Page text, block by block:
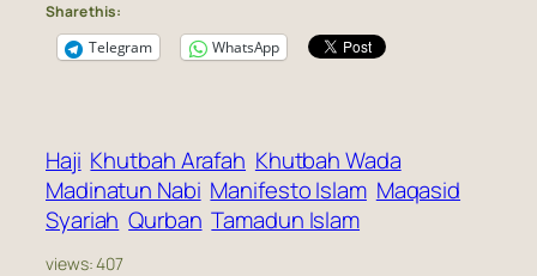
Share this:
Telegram
WhatsApp
Haji Khutbah Arafah Khutbah Wada
Madinatun Nabi Manifesto Islam Maqasid
Syariah Qurban Tamadun Islam
views:407